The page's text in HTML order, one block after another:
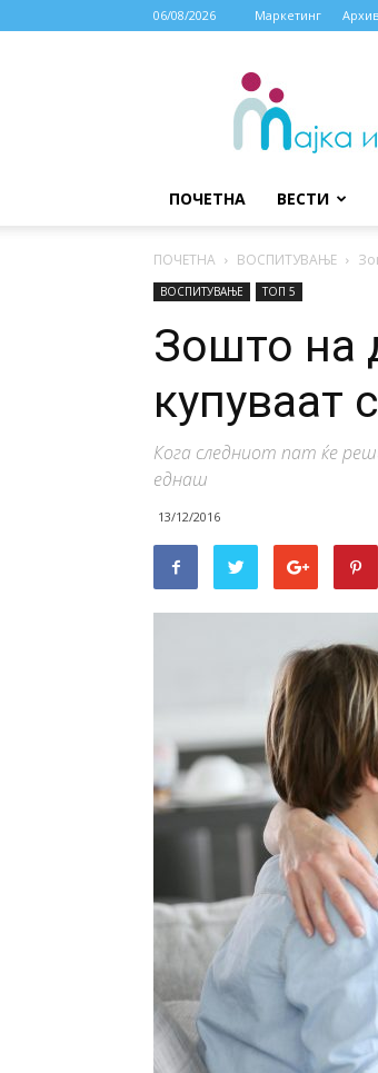
06/08/2026 Маркетинг
МАЈКА
ДЕТЕ
ПОЧЕТНА ВЕСТИ
ПОЧЕТНА ВОСПИТУВАЊЕ
ВОСПИТУВАЊЕ ТОП 5
Зошто на
купуваат
Кога следниот пат ќе
еднаш
13/12/2016